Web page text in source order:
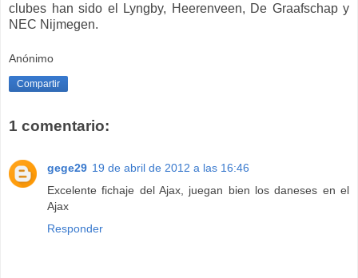
clubes han sido el Lyngby, Heerenveen, De Graafschap y
NEC Nijmegen.
Anónimo
Compartir
1 comentario:
gege29 19 de abril de 2012 a las 16:46
Excelente fichaje del Ajax, juegan bien los daneses en el
Ajax
Responder